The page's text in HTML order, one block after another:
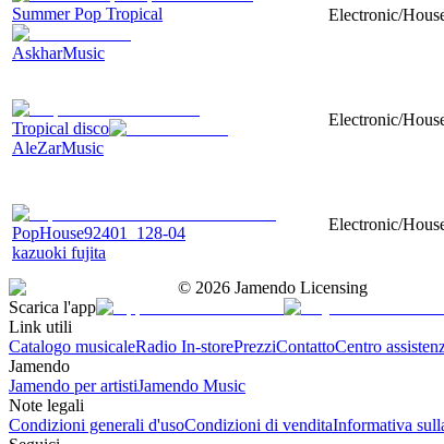
Summer Pop Tropical
AskharMusic
Electronic/
Tropical disco
AleZarMusic
Electronic/
PopHouse92401_128-04
kazuoki fujita
Electronic/
© 2026 Jamendo Licensing
Scarica l'app
Link utili
Catalogo musicaleRadio In-storePrezziContattoCentro
Jamendo
Jamendo per artistiJamendo Music
Note legali
Condizioni generali d'usoCondizioni di venditaInformativa